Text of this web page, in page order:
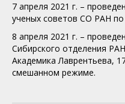
7 апреля 2021 г. –
ученых советов СО РАН по
8 апреля 2021 г. –
Сибирского отделения
Академика Лаврентьева,
смешанном режиме.